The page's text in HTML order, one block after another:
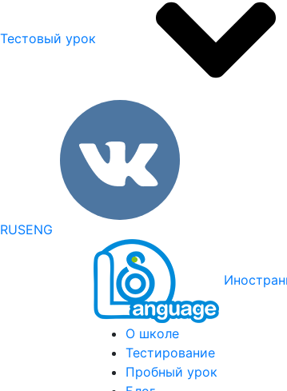
Тестовый урок
RUSENG
О школе
Тестирование
Пробный урок